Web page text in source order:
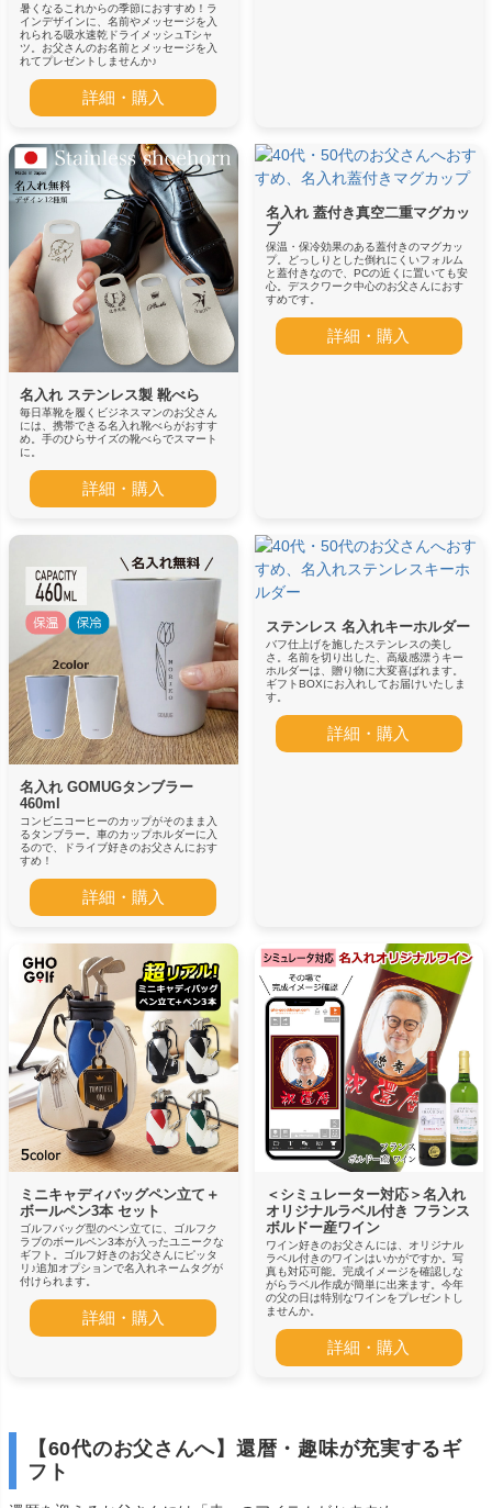
暑くなるこれからの季節におすすめ！ラ
インデザインに、名前やメッセージを入
れられる吸水速乾ドライメッシュTシャ
ツ。お父さんのお名前とメッセージを入
れてプレゼントしませんか♪
詳細・購入
名入れ ステンレス製 靴べら
毎日革靴を履くビジネスマンのお父さん
には、携帯できる名入れ靴べらがおすす
め。手のひらサイズの靴べらでスマート
に。
詳細・購入
名入れ 蓋付き真空二重マグカッ
プ
保温・保冷効果のある蓋付きのマグカッ
プ。どっしりとした倒れにくいフォルム
と蓋付きなので、PCの近くに置いても安
心。デスクワーク中心のお父さんにおす
すめです。
詳細・購入
名入れ GOMUGタンブラー
460ml
コンビニコーヒーのカップがそのまま入
るタンブラー。車のカップホルダーに入
るので、ドライブ好きのお父さんにおす
すめ！
詳細・購入
ステンレス 名入れキーホルダー
バフ仕上げを施したステンレスの美し
さ。名前を切り出した、高級感漂うキー
ホルダーは、贈り物に大変喜ばれます。
ギフトBOXにお入れしてお届けいたしま
す。
詳細・購入
ミニキャディバッグペン立て＋
ボールペン3本 セット
ゴルフバッグ型のペン立てに、ゴルフク
ラブのボールペン3本が入ったユニークな
ギフト。ゴルフ好きのお父さんにピッタ
リ♪追加オプションで名入れネームタグが
付けられます。
詳細・購入
＜シミュレーター対応＞名入れ
オリジナルラベル付き フランス
ボルドー産ワイン
ワイン好きのお父さんには、オリジナル
ラベル付きのワインはいかがですか。写
真も対応可能。完成イメージを確認しな
がらラベル作成が簡単に出来ます。今年
の父の日は特別なワインをプレゼントし
ませんか。
詳細・購入
【60代のお父さんへ】還暦・趣味が充実するギ
フト